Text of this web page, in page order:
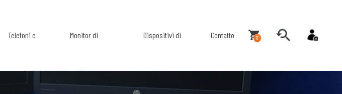
Telefoni e Monitor di Dispositivi di Contatto 0